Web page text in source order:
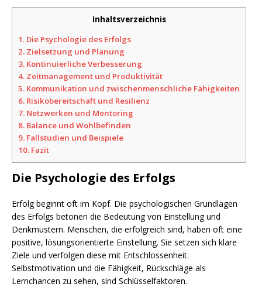
Inhaltsverzeichnis
1. Die Psychologie des Erfolgs
2. Zielsetzung und Planung
3. Kontinuierliche Verbesserung
4. Zeitmanagement und Produktivität
5. Kommunikation und zwischenmenschliche Fähigkeiten
6. Risikobereitschaft und Resilienz
7. Netzwerken und Mentoring
8. Balance und Wohlbefinden
9. Fallstudien und Beispiele
10. Fazit
Die Psychologie des Erfolgs
Erfolg beginnt oft im Kopf. Die psychologischen Grundlagen
des Erfolgs betonen die Bedeutung von Einstellung und
Denkmustern. Menschen, die erfolgreich sind, haben oft eine
positive, lösungsorientierte Einstellung. Sie setzen sich klare
Ziele und verfolgen diese mit Entschlossenheit.
Selbstmotivation und die Fähigkeit, Rückschläge als
Lernchancen zu sehen, sind Schlüsselfaktoren.